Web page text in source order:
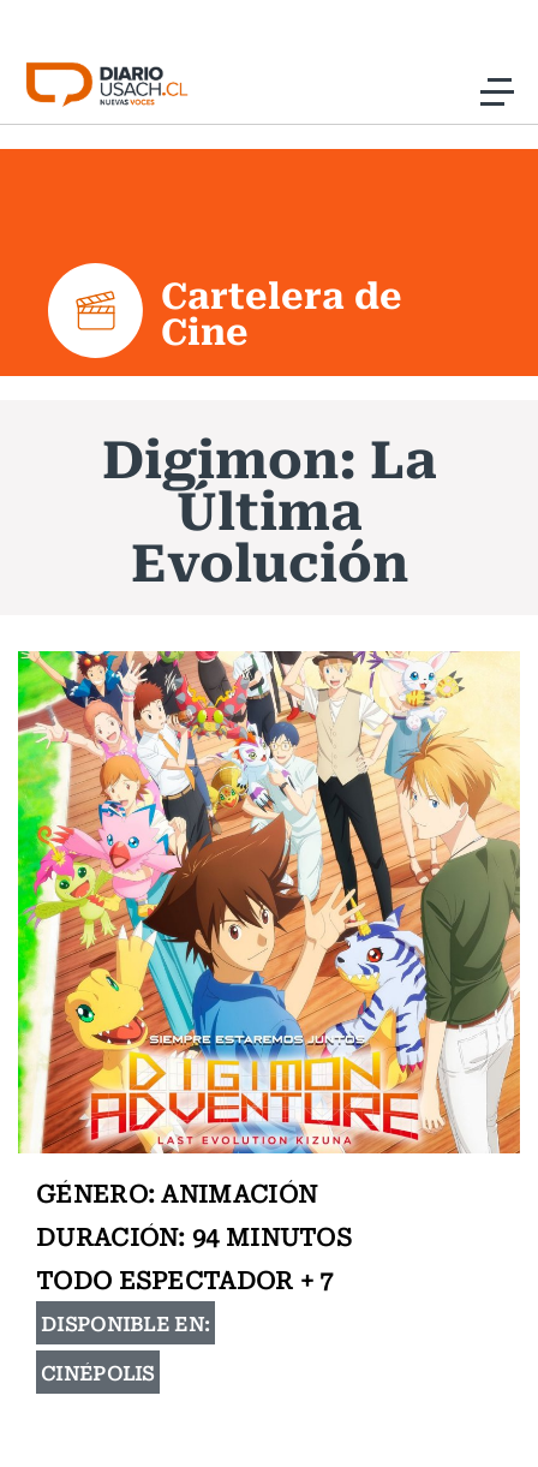
Click acá para ir directamente al contenido
Cultura
Programas Radio y TV Usach
Cartelera de
Cine
Digimon: La
Última
Evolución
GÉNERO: ANIMACIÓN
DURACIÓN: 94 MINUTOS
TODO ESPECTADOR + 7
DISPONIBLE EN:
CINÉPOLIS